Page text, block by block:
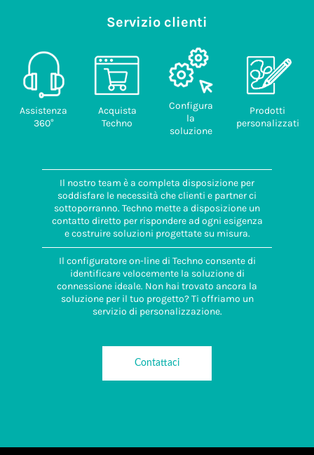
Servizio clienti
Assistenza
360°
Acquista
Techno
Configura
la
soluzione
Prodotti
personalizzati
Il nostro team è a completa disposizione per
soddisfare le necessità che clienti e partner ci
sottoporranno. Techno mette a disposizione un
contatto diretto per rispondere ad ogni esigenza
e costruire soluzioni progettate su misura.
Il configuratore on-line di Techno consente di
identificare velocemente la soluzione di
connessione ideale. Non hai trovato ancora la
soluzione per il tuo progetto? Ti offriamo un
servizio di personalizzazione.
Contattaci